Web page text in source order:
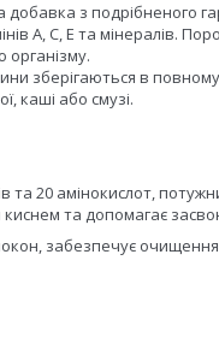
з подрібненого
A, C, E та мінералів.
зберігаються в
каші або смузі.
та 20 амінокислот,
киснем та допомагає
забезпечує